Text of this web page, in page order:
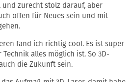
zurecht stolz darauf, aber
offen für Neues sein und mit
fand ich richtig cool. Es ist super
alles möglich ist. So 3D-
die Zukunft sein.